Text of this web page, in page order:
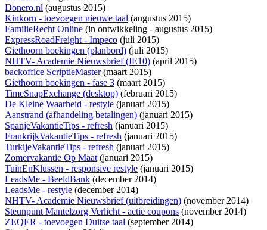
Donero.nl (augustus 2015)
Kinkorn - toevoegen nieuwe taal (augustus 2015)
FamilieRecht Online (in ontwikkeling - augustus 2015)
ExpressRoadFreight - Impeco (juli 2015)
Giethoorn boekingen (planbord) (juli 2015)
NHTV- Academie Nieuwsbrief (IE10) (april 2015)
backoffice ScriptieMaster(maart 2015)
Giethoorn boekingen - fase 3 (maart 2015)
TimeSnapExchange (desktop) (februari 2015)
De Kleine Waarheid - restyle (januari 2015)
Aanstrand (afhandeling betalingen) (januari 2015)
SpanjeVakantieTips - refresh (januari 2015)
FrankrijkVakantieTips - refresh (januari 2015)
TurkijeVakantieTips - refresh (januari 2015)
Zomervakantie Op Maat(januari 2015)
TuinEnKlussen - responsive restyle (januari 2015)
LeadsMe - BeeldBank (december 2014)
LeadsMe - restyle (december 2014)
NHTV- Academie Nieuwsbrief (uitbreidingen) (november 2014)
Steunpunt Mantelzorg Verlicht - actie coupons (november 2014)
ZEQER - toevoegen Duitse taal (september 2014)